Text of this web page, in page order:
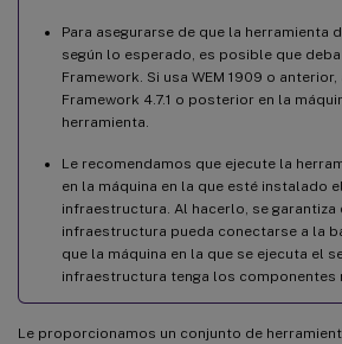
Para asegurarse de que la herramienta
según lo esperado, es posible que
Framework. Si usa WEM 1909 o anterior,
Framework 4.7.1 o posterior en la
herramienta.
Le recomendamos que ejecute la
en la máquina en la que esté instalado
infraestructura. Al hacerlo, se garantiza
infraestructura pueda conectarse a la
que la máquina en la que se ejecuta el
infraestructura tenga los componentes
Le proporcionamos un conjunto de